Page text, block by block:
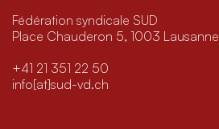
Fédération syndicale SUD
Place Chauderon 5, 1003 Lausanne
+41 21 351 22 50
info[at]sud-vd.ch